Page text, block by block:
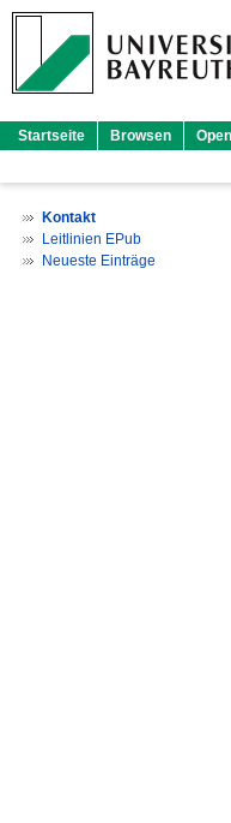
Startseite Browsen
Kontakt
Leitlinien EPub
Neueste Einträge